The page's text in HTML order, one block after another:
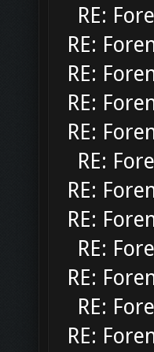
RE:
RE:
RE:
RE:
RE:
RE:
RE:
RE:
RE:
RE:
RE:
RE: